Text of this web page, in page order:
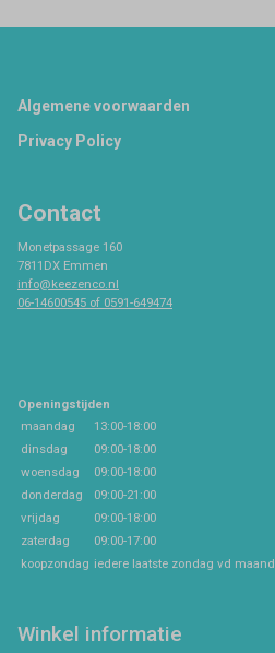
Footer
Algemene voorwaarden
Privacy Policy
Contact
Monetpassage 160
7811DX Emmen
info@keezenco.nl
06-14600545 of 0591-649474
Openingstijden
maandag
13:00-18:00
dinsdag
09:00-18:00
woensdag
09:00-18:00
donderdag
09:00-21:00
vrijdag
09:00-18:00
zaterdag
09:00-17:00
koopzondag iedere laatste zondag vd maand
Winkel informatie